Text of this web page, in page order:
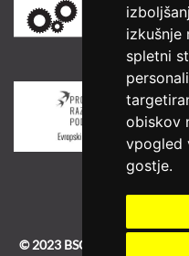
izkušnje
spletni
obiskov
vpogled
gostje.
© 2023 BSC